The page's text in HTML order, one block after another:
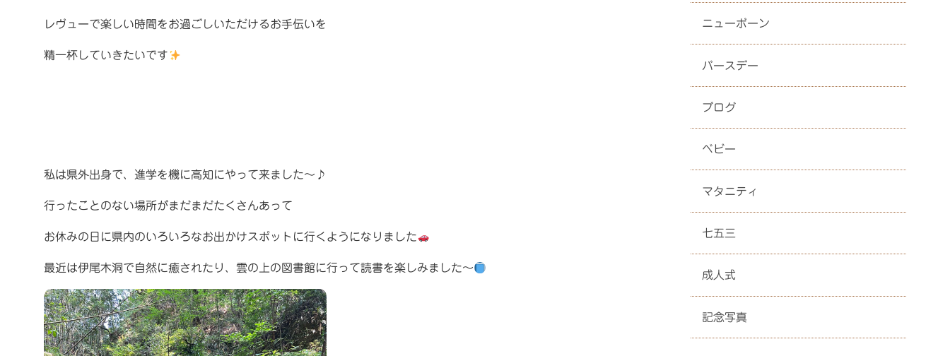
レヴューで楽しい時間をお過ごしいただけるお手伝いを
精一杯していきたいです
私は県外出身で、進学を機に高知にやって来ました〜♪
行ったことのない場所がまだまだたくさんあって
お休みの日に県内のいろいろなお出かけスポットに行くようになりました
最近は伊尾木洞で自然に癒されたり、雲の上の図書館に行って読書を楽しみました〜
ニューボーン
バースデー
ブログ
ベビー
マタニティ
七五三
成人式
記念写真